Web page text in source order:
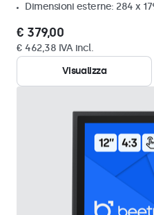
Dimensioni esterne: 284 x
€ 379,00
€ 462,38 IVA incl.
Visualizza